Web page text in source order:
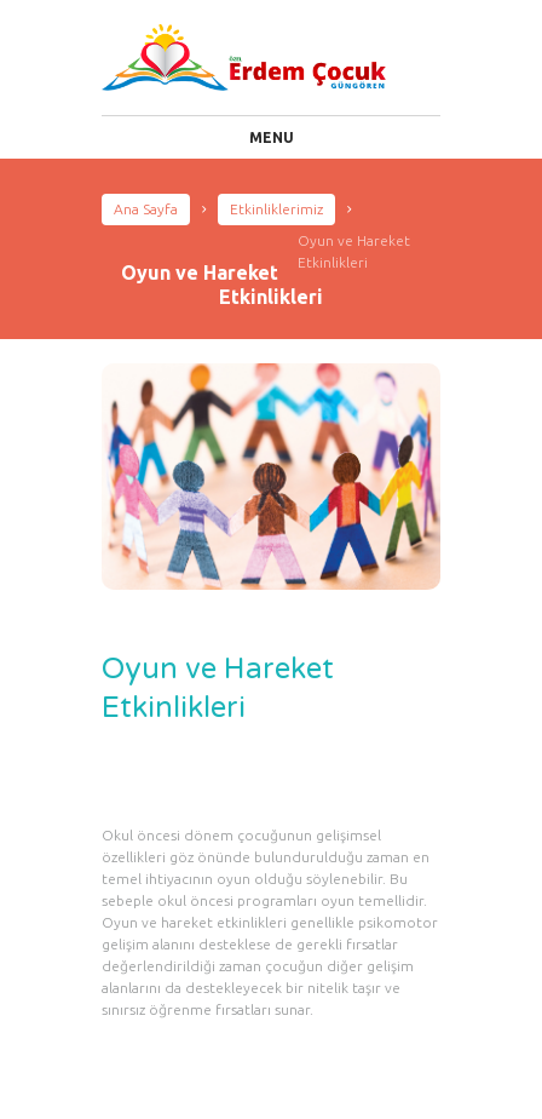
MENU
Ana Sayfa
Etkinliklerimiz
Oyun ve Hareket
Etkinlikleri
Oyun ve Hareket
Etkinlikleri
Oyun ve Hareket
Etkinlikleri
Okul öncesi dönem çocuğunun gelişimsel
özellikleri göz önünde bulundurulduğu zaman en
temel ihtiyacının oyun olduğu söylenebilir. Bu
sebeple okul öncesi programları oyun temellidir.
Oyun ve hareket etkinlikleri genellikle psikomotor
gelişim alanını desteklese de gerekli fırsatlar
değerlendirildiği zaman çocuğun diğer gelişim
alanlarını da destekleyecek bir nitelik taşır ve
sınırsız öğrenme fırsatları sunar.